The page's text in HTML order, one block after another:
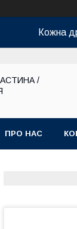
Кожна
/
ПРО НАС